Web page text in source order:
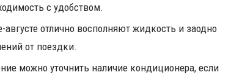
с удобством.
отлично восполняют жидкость и заодно
от поездки.
можно уточнить наличие кондиционера, если